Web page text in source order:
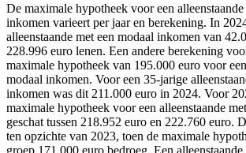
De maximale hypotheek voor een
inkomen varieert per jaar en berekening. In
alleenstaande met een modaal inkomen van
228.996 euro lenen. Een andere berekening
maximale hypotheek van 195.000 euro voor
modaal inkomen. Voor een 35-jarige
inkomen was dit 211.000 euro in 2024. Voor
maximale hypotheek voor een alleenstaande
geschat tussen 218.952 euro en 222.760 euro.
ten opzichte van 2023, toen de maximale
groep 171.000 euro bedroeg. Een